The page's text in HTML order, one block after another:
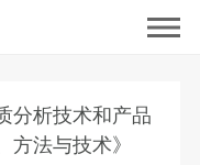
分析技术和产品
法与技术》